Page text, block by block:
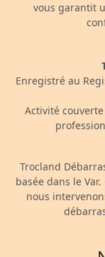
vous garantit
Enregistré au
Activité
Trocland
basée dans le
nous